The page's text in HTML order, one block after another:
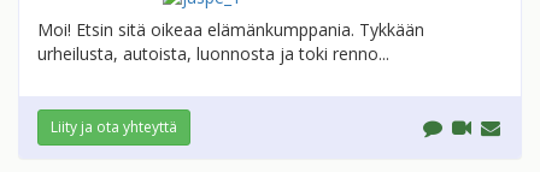
Moi! Etsin sitä oikeaa elämänkumppania. Tykkään
urheilusta, autoista, luonnosta ja toki renno...
Liity ja ota yhteyttä